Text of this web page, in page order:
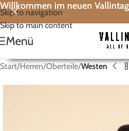
Skip to navigation
Skip to main content
Willkommen im neuen
Menü
Start Herren Oberteile Westen